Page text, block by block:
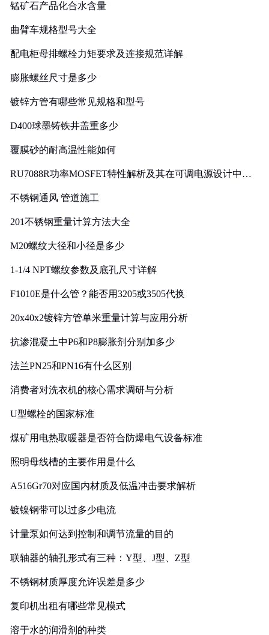
锰矿石产品化合水含量
曲臂车规格型号大全
配电柜母排螺栓力矩要求及连接规范详解
膨胀螺丝尺寸是多少
镀锌方管有哪些常见规格和型号
D400球墨铸铁井盖重多少
覆膜砂的耐高温性能如何
RU7088R功率MOSFET特性解析及其在可调电源设计中的
不锈钢通风 管道施工
201不锈钢重量计算方法大全
M20螺纹大径和小径是多少
1-1/4 NPT螺纹参数及底孔尺寸详解
F1010E是什么管？能否用3205或3505代换
20x40x2镀锌方管单米重量计算与应用分析
抗渗混凝土中P6和P8膨胀剂分别加多少
法兰PN25和PN16有什么区别
消费者对洗衣机的核心需求调研与分析
U型螺栓的国家标准
煤矿用电热取暖器是否符合防爆电气设备标准
照明母线槽的主要作用是什么
A516Gr70对应国内材质及低温冲击要求解析
镀镍钢带可以过多少电流
计量泵如何达到控制和调节流量的目的
联轴器的轴孔形式有三种：Y型、J型、Z型
不锈钢材质厚度允许误差是多少
复印机出租有哪些常见模式
溶于水的润滑剂的种类